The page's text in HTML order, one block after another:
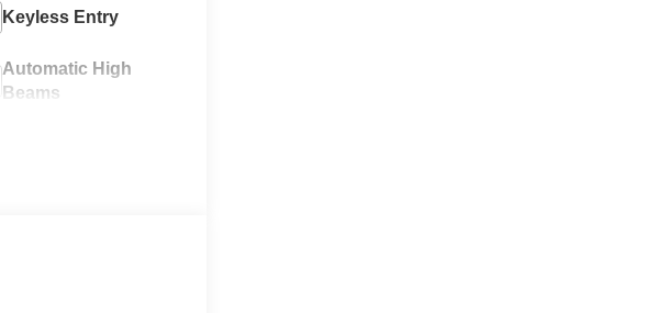
Keyless Entry
Automatic High
Beams